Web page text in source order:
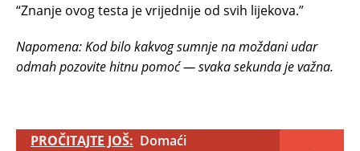
“Znanje ovog testa je vrijednije od svih lijekova.”
Napomena: Kod bilo kakvog sumnje na moždani udar
odmah pozovite hitnu pomoć — svaka sekunda je važna.
PROČITAJTE JOŠ: Domaći